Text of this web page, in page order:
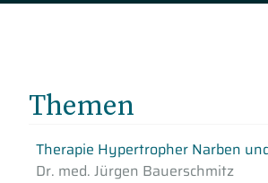
Themen
Therapie Hypertropher Narben
Dr. med. Jürgen Bauerschmitz